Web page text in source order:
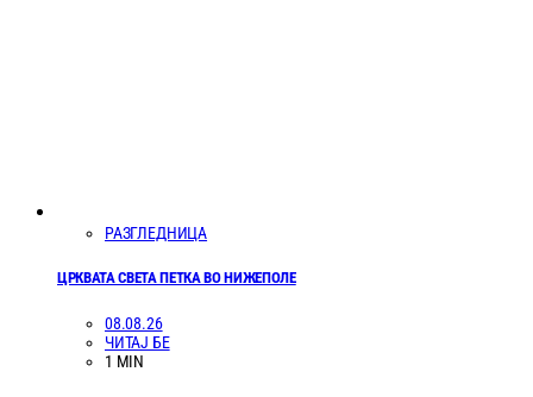
РАЗГЛЕДНИЦА
ЦРКВАТА СВЕТА ПЕТКА ВО НИЖЕПОЛЕ
08.08.26
ЧИТАЈ БЕ
1 MIN